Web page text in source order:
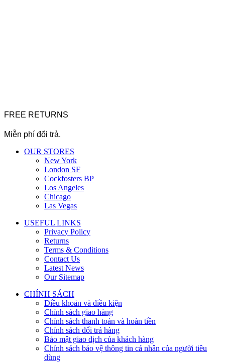
FREE RETURNS
Miễn phí đổi trả.
OUR STORES
New York
London SF
Cockfosters BP
Los Angeles
Chicago
Las Vegas
USEFUL LINKS
Privacy Policy
Returns
Terms & Conditions
Contact Us
Latest News
Our Sitemap
CHÍNH SÁCH
Điều khoản và điều kiện
Chính sách giao hàng
Chính sách thanh toán và hoàn tiền
Chính sách đổi trả hàng
Bảo mật giao dịch của khách hàng
Chính sách bảo vệ thông tin cá nhân của người tiêu
dùng